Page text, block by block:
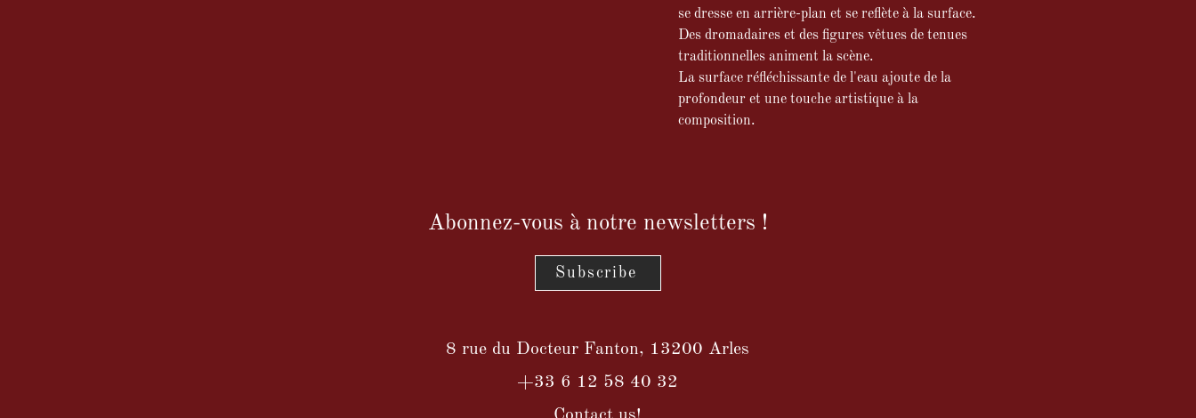
se dresse en arrière-plan et se reflète à la surface.
Des dromadaires et des figures vêtues de tenues
traditionnelles animent la scène.
La surface réfléchissante de l'eau ajoute de la
profondeur et une touche artistique à la
composition.
Abonnez-vous à notre newsletters !
Subscribe
8 rue du Docteur Fanton, 13200 Arles
+33 6 12 58 40 32